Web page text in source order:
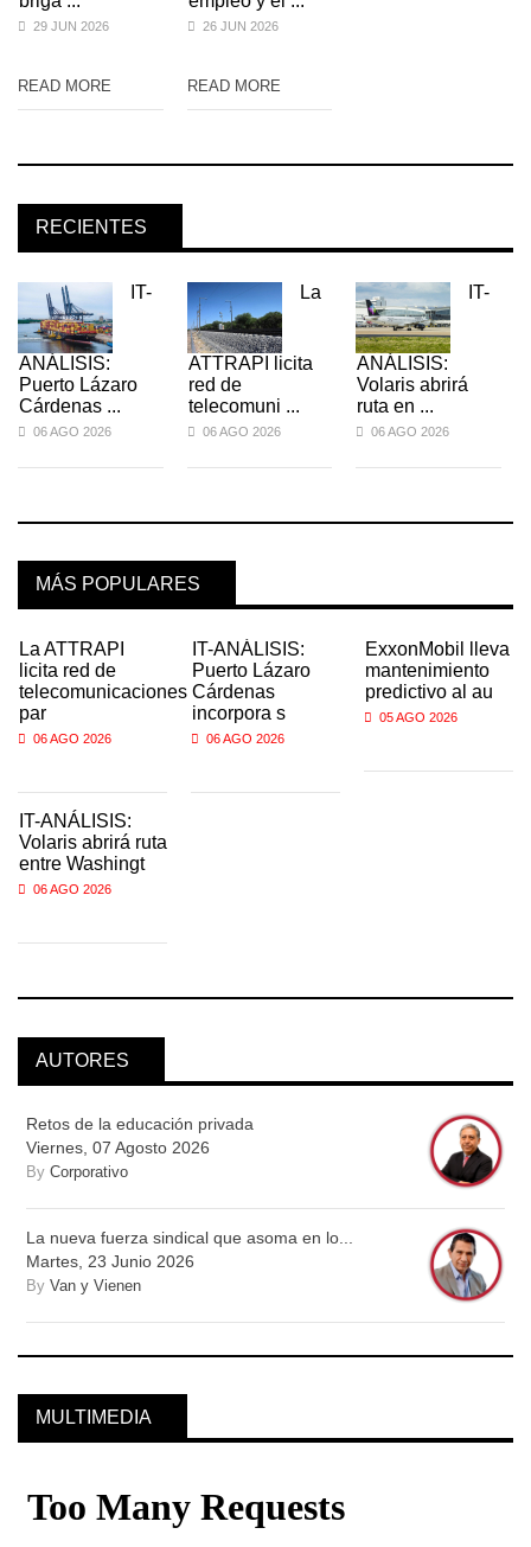
29 JUN 2026
READ MORE
26 JUN 2026
READ MORE
RECIENTES
IT-
ANÁLISIS:
Puerto Lázaro
Cárdenas ...
06 AGO 2026
La
ATTRAPI licita
red de
telecomuni ...
06 AGO 2026
IT-
ANÁLISIS:
Volaris abrirá
ruta en ...
06 AGO 2026
MÁS POPULARES
La ATTRAPI
licita red de
telecomunicaciones
par
06 AGO 2026
IT-ANÁLISIS:
Volaris abrirá ruta
entre Washingt
06 AGO 2026
IT-ANÁLISIS:
Puerto Lázaro
Cárdenas
incorpora s
06 AGO 2026
ExxonMobil lleva
mantenimiento
predictivo al au
05 AGO 2026
AUTORES
Retos de la educación privada
Viernes, 07 Agosto 2026
By Corporativo
La nueva fuerza sindical que asoma en lo...
Martes, 23 Junio 2026
By Van y Vienen
MULTIMEDIA